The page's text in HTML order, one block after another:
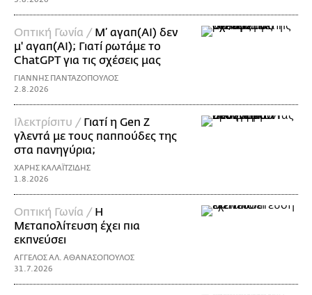
Οπτική Γωνία / Μ’ αγαπ(AI) δεν
μ' αγαπ(ΑΙ); Γιατί ρωτάμε το
ChatGPT για τις σχέσεις μας
ΓΙΑΝΝΗΣ ΠΑΝΤΑΖΟΠΟΥΛΟΣ
2.8.2026
Ιλεκτρίσιτυ / Γιατί η Gen Z
γλεντά με τους παππούδες της
στα πανηγύρια;
ΧΑΡΗΣ ΚΑΛΑΪΤΖΙΔΗΣ
1.8.2026
Οπτική Γωνία / Η
Μεταπολίτευση έχει πια
εκπνεύσει
ΑΓΓΕΛΟΣ ΑΛ. ΑΘΑΝΑΣΟΠΟΥΛΟΣ
31.7.2026